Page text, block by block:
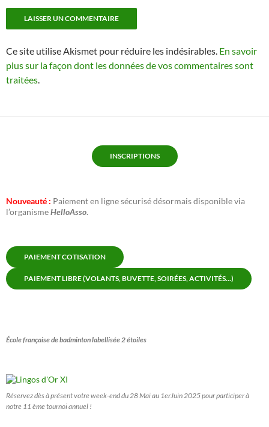
Ce site utilise Akismet pour réduire les indésirables. En savoir
plus sur la façon dont les données de vos commentaires sont
traitées.
INSCRIPTIONS
Nouveauté : Paiement en ligne sécurisé désormais disponible via
l’organismeHelloAsso.
PAIEMENT COTISATION
PAIEMENT LIBRE (VOLANTS, BUVETTE, SOIRÉES, ACTIVITÉS...)
École française de badminton labellisée 2 étoiles
Réservez dès à présent votre week-end du 28 Mai au 1erJuin 2025 pour participer à
notre 11 ème tournoi annuel !